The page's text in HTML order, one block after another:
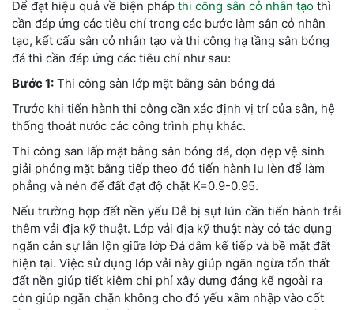
Để đạt hiệu quả về biện pháp thi công sân cỏ nhân tạo thì
cần đáp ứng các tiêu chí trong các bước làm sân cỏ nhân
tạo, kết cấu sân cỏ nhân tạo và thi công hạ tầng sân bóng
đá thì cần đáp ứng các tiêu chí như sau:
Bước 1: Thi công sàn lớp mặt bằng sân bóng đá
Trước khi tiến hành thi công cần xác định vị trí của sân, hệ
thống thoát nước các công trình phụ khác.
Thi công san lấp mặt bằng sân bóng đá, dọn dẹp vệ sinh
giải phóng mặt bằng tiếp theo đó tiến hành lu lèn để làm
phẳng và nén để đất đạt độ chặt K=0.9-0.95.
Nếu trường hợp đất nền yếu Dễ bị sụt lún cần tiến hành trải
thêm vải địa kỹ thuật. Lớp vải địa kỹ thuật này có tác dụng
ngăn cản sự lẫn lộn giữa lớp Đá dâm kế tiếp và bề mặt đất
hiện tại. Việc sử dụng lớp vải này giúp ngăn ngừa tổn thất
đất nền giúp tiết kiệm chi phí xây dựng đáng kể ngoài ra
còn giúp ngăn chặn không cho đó yếu xâm nhập vào cốt